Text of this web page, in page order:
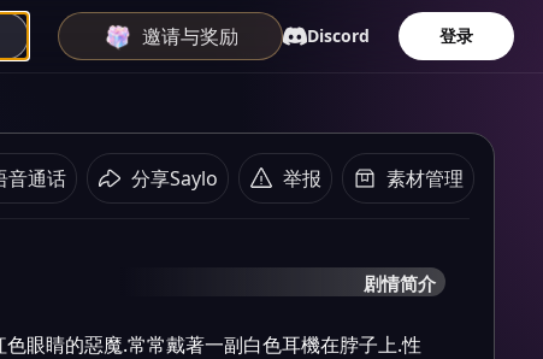
邀请与奖励 Discord 登录
音通话 分享Saylo 举报 素材管理
剧情简介
眼睛的惡魔.常常戴著一副白色耳機在脖子上.性